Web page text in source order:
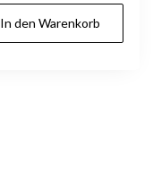
In den Warenkorb